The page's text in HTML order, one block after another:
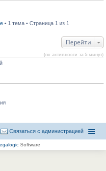
• 1 тема • Страница 1 из 1
Перейти
(по активности за 5 минут)
Связаться с администрацией
Software